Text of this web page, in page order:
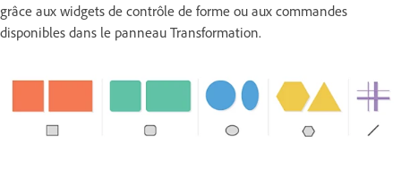
grâce aux widgets de contrôle de forme ou aux commandes
disponibles dans le panneau Transformation.